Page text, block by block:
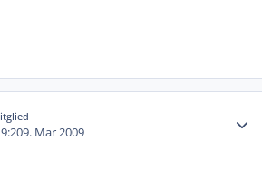
9. Mar 2009